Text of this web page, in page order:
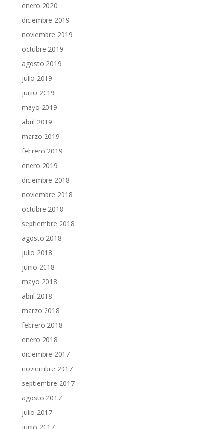
enero 2020
diciembre 2019
noviembre 2019
octubre 2019
agosto 2019
julio 2019
junio 2019
mayo 2019
abril 2019
marzo 2019
febrero 2019
enero 2019
diciembre 2018
noviembre 2018
octubre 2018
septiembre 2018
agosto 2018
julio 2018
junio 2018
mayo 2018
abril 2018
marzo 2018
febrero 2018
enero 2018
diciembre 2017
noviembre 2017
septiembre 2017
agosto 2017
julio 2017
junio 2017